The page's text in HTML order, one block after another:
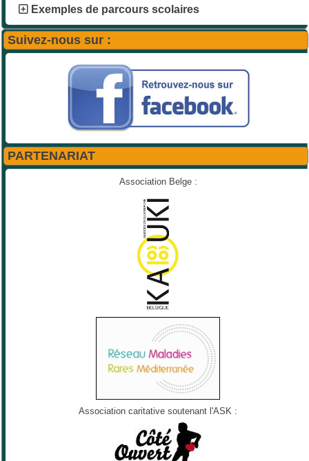
Exemples de parcours scolaires
Suivez-nous sur :
PARTENARIAT
Association Belge :
Association caritative soutenant l'ASK :